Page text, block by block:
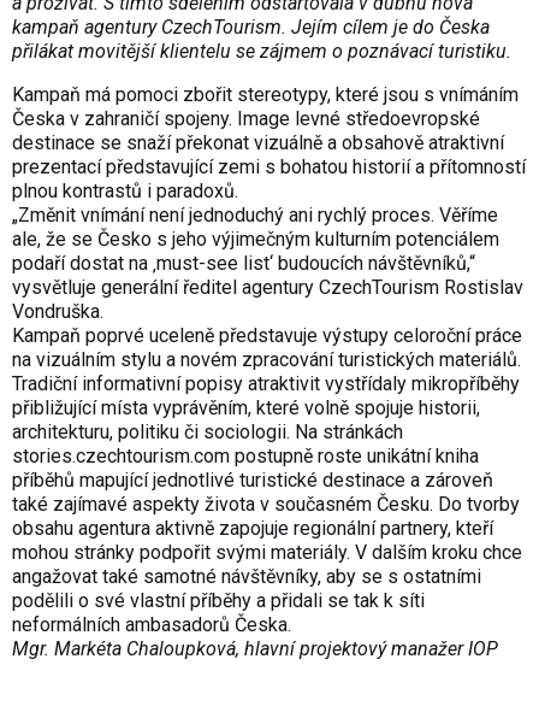
kampaň agentury CzechTourism. Jejím cílem je do Česka
přilákat movitější klientelu se zájmem o poznávací turistiku.
Kampaň má pomoci zbořit stereotypy, které jsou s vnímáním
Česka v zahraničí spojeny. Image levné středoevropské
destinace se snaží překonat vizuálně a obsahově atraktivní
prezentací představující zemi s bohatou historií a přítomností
plnou kontrastů i paradoxů.
„Změnit vnímání není jednoduchý ani rychlý proces. Věříme
ale, že se Česko s jeho výjimečným kulturním potenciálem
podaří dostat na ‚must-see list‘ budoucích návštěvníků,“
vysvětluje generální ředitel agentury CzechTourism Rostislav
Vondruška.
Kampaň poprvé uceleně představuje výstupy celoroční práce
na vizuálním stylu a novém zpracování turistických materiálů.
Tradiční informativní popisy atraktivit vystřídaly mikropříběhy
přibližující místa vyprávěním, které volně spojuje historii,
architekturu, politiku či sociologii. Na stránkách
stories.czechtou­rism.com postupně roste unikátní kniha
příběhů mapující jednotlivé turistické destinace a zároveň
také zajímavé aspekty života v současném Česku. Do tvorby
obsahu agentura aktivně zapojuje regionální partnery, kteří
mohou stránky podpořit svými materiály. V dalším kroku chce
angažovat také samotné návštěvníky, aby se s ostatními
podělili o své vlastní příběhy a přidali se tak k síti
neformálních ambasadorů Česka.
Mgr. Markéta Chaloupková, hlavní projektový manažer IOP